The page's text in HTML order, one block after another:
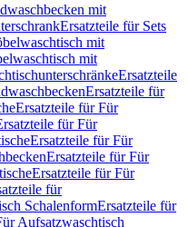
mit
Ersatzteile für Sets
mit
mit
Ersatzteile
Ersatzteile für
Ersatzteile für Für
für Für
Ersatzteile für Für
Ersatzteile für Für
Ersatzteile für Für
für
SchalenformErsatzteile für
Aufsatzwaschtisch